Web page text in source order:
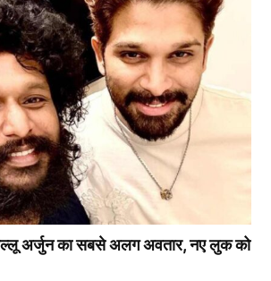
अर्जुन का सबसे अलग अवतार, नए लुक को